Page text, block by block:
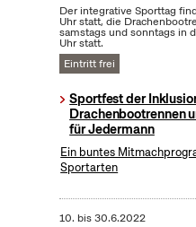
Der integrative Sporttag
Uhr statt, die
samstags und sonntags in
Uhr statt.
Eintritt frei
Sportfest der
Drachenbootrennen
für Jedermann
Ein buntes
Sportarten
10. bis30.6.2022